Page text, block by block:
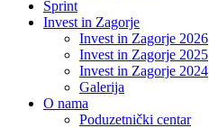
Sprint
Invest in Zagorje
Invest in Zagorje 2026
Invest in Zagorje 2025
Invest in Zagorje 2024
Galerija
O nama
Poduzetnički centar